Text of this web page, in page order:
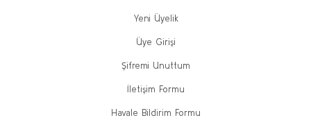
Yeni Üyelik
Üye Girişi
Şifremi Unuttum
İletişim Formu
Havale Bildirim Formu